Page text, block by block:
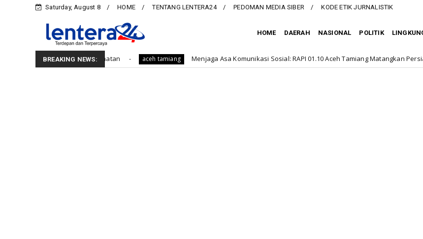
Saturday, August 8 HOME TENTANG LENTERA24 PEDOMAN MEDIA SIBER KODE ETIK JURNALISTIK
HOME DAERAH NASIONAL POLITIK
BREAKING NEWS:
Kehormatan aceh tamiang Menjaga Asa Komunikasi Sosial: RAPI 01.10 Aceh Tamiang Matangkan Persiapan MUSWIL VI